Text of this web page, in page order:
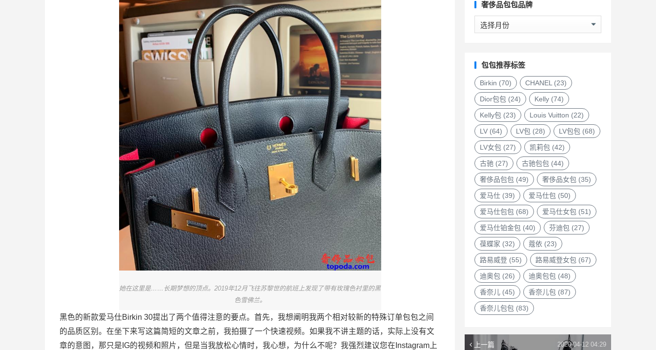
她在这里是……长期梦想的顶点。2019年12月飞往苏黎世的航班上发现了带有玫瑰色衬里的黑
色雪佛兰。
黑色的新款爱马仕Birkin 30提出了两个值得注意的要点。首先，我想阐明我两个相对较新的特殊订单包包之间
的品质区别。在坐下来写这篇简短的文章之前，我拍摄了一个快速视频。如果我不讲主题的话，实际上没有文
章的意图，那只是IG的视频和照片，但是当我放松心情时，我心想，为什么不呢？我强烈建议您在Instagram上
奢侈品包包品牌
奢
侈
包
品
牌
包包推荐标签
Birkin (70) CHANEL(23)
Dior包包 (24) Kelly (74)
Kelly包 (23) Louis Vuitton (22)
LV (64) LV包 (28) LV包包 (68)
LV女包 (27) 凯莉包 (42)
古驰 (27) 古驰包包 (44)
奢侈品包包 (49) 奢侈品女包 (35)
爱马仕 (39) 爱马仕包 (50)
爱马仕包包 (68) 爱马仕女包 (51)
爱马仕铂金包 (40) 芬迪包 (27)
葆蝶家 (32) 蔻依 (23)
路易威登 (55) 路易威登女包 (67)
迪奥包 (26) 迪奥包包 (48)
香奈儿 (45) 香奈儿包 (87)
香奈儿包包 (83)
上一篇 2020-04-12 04:29